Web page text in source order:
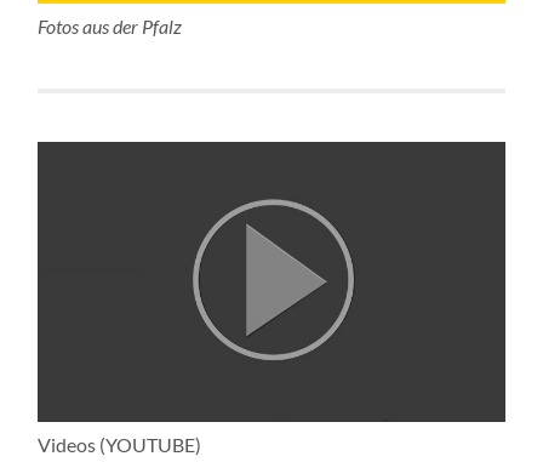
Fotos aus der Pfalz
Videos (YOUTUBE)